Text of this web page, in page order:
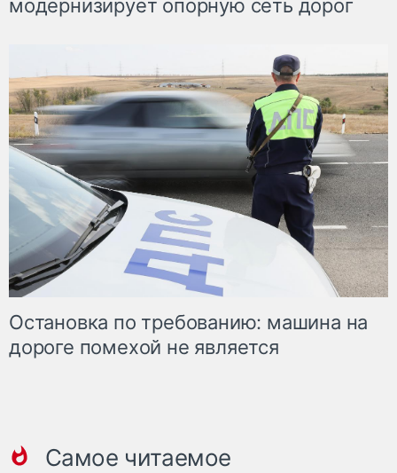
модернизирует опорную сеть дорог
Остановка по требованию: машина на
дороге помехой не является
Самое читаемое